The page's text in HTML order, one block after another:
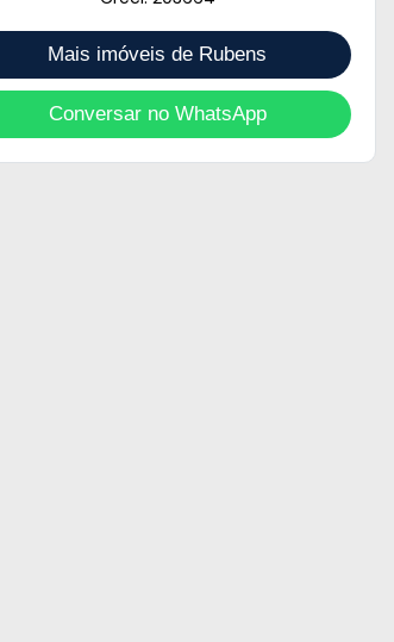
Mais imóveis de Rubens
Conversar no WhatsApp